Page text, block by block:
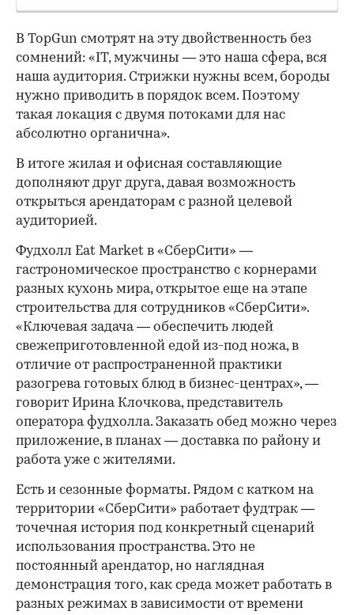
В TopGun смотрят на эту двойственность без
сомнений: «IT, мужчины — это наша сфера, вся
наша аудитория. Стрижки нужны всем, бороды
нужно приводить в порядок всем. Поэтому
такая локация с двумя потоками для нас
абсолютно органична».
В итоге жилая и офисная составляющие
дополняют друг друга, давая возможность
открыться арендаторам с разной целевой
аудиторией.
Фудхолл Eat Market в «СберСити» —
гастрономическое пространство с корнерами
разных кухонь мира, открытое еще на этапе
строительства для сотрудников «СберСити».
«Ключевая задача — обеспечить людей
свежеприготовленной едой из-под ножа, в
отличие от распространенной практики
разогрева готовых блюд в бизнес-центрах», —
говорит Ирина Клочкова, представитель
оператора фудхолла. Заказать обед можно через
приложение, в планах — доставка по району и
работа уже с жителями.
Есть и сезонные форматы. Рядом с катком на
территории «СберСити» работает фудтрак —
точечная история под конкретный сценарий
использования пространства. Это не
постоянный арендатор, но наглядная
демонстрация того, как среда может работать в
разных режимах в зависимости от времени